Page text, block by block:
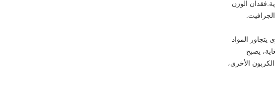
هي 3850 ± 50 درجة مئوية، ونقطة الغليان هي 4250 درجة مئوية.فقدان الوزن
يتجاوز المواد
يصبح
فقط 3 روابط متكافئة مع ذرات الكربون الأخرى،